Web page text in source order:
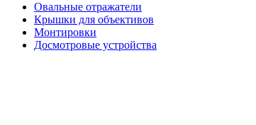
Овальные отражатели
Крышки для объективов
Монтировки
Досмотровые устройства